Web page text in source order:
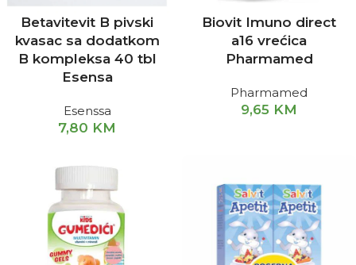
Betavitevit B pivski
kvasac sa dodatkom
B kompleksa 40 tbl
Esensa
Esenssa
7,80 KM
Biovit Imuno direct
a16 vrećica
Pharmamed
Pharmamed
9,65 KM